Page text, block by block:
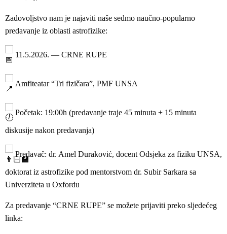
Zadovoljstvo nam je najaviti naše sedmo naučno-popularno
predavanje iz oblasti astrofizike:
11.5.2026. — CRNE RUPE
Amfiteatar “Tri fizičara”, PMF UNSA
Početak: 19:00h (predavanje traje 45 minuta + 15 minuta
diskusije nakon predavanja)
Predavač: dr. Amel Duraković, docent Odsjeka za fiziku UNSA,
doktorat iz astrofizike pod mentorstvom dr. Subir Sarkara sa
Univerziteta u Oxfordu
Za predavanje “CRNE RUPE” se možete prijaviti preko sljedećeg
linka: